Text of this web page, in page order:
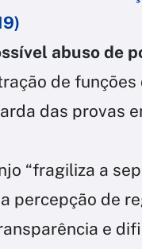
abuso de
de funções
das provas
“fragiliza a
percepção de
e